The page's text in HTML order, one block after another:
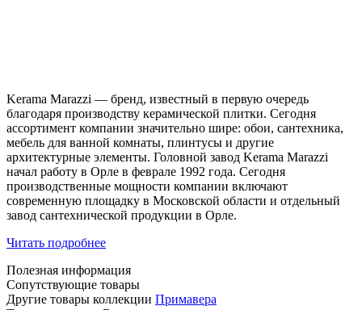
Kerama Marazzi — бренд, известный в первую очередь
благодаря производству керамической плитки. Сегодня
ассортимент компании значительно шире: обои, сантехника,
мебель для ванной комнаты, плинтусы и другие
архитектурные элементы. Головной завод Kerama Marazzi
начал работу в Орле в феврале 1992 года. Сегодня
производственные мощности компании включают
современную площадку в Московской области и отдельный
завод сантехнической продукции в Орле.
Читать подробнее
Полезная информация
Сопутствующие товары
Другие товары коллекции Примавера